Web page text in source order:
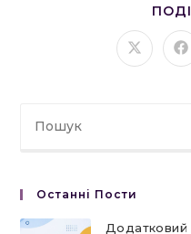
Відкрити
в в
Останні Пости
Додатковий